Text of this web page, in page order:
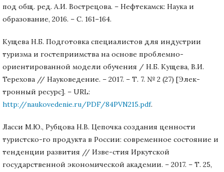
под общ. ред. А.И. Вострецова. – Нефтекамск: Наука и
образование, 2016. – С. 161–164.
Кущева Н.Б. Подготовка специалистов для индустрии
туризма и гостеприимства на основе проблемно-
ориентированной модели обучения / Н.Б. Кущева, В.И.
Терехова // Науковедение. – 2017. – Т. 7. № 2 (27) [Элек-
тронный ресурс]. – URL:
http://naukovedenie.ru/PDF/84PVN215.pdf.
Ласси М.Ю., Рубцова Н.В. Цепочка создания ценности
туристско-го продукта в России: современное состояние и
тенденции развития // Изве-стия Иркутской
государственной экономической академии. – 2017. – Т. 25,